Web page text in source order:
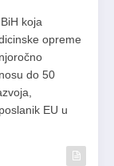
koja
opreme
do 50
EU u